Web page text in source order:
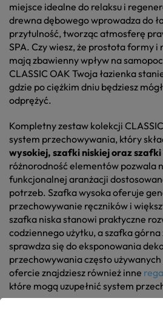
miejsce idealne do relaksu i
drewna dębowego wprowadza do
przytulność, tworząc atmosferę
SPA. Czy wiesz, że prostota formy
mają zbawienny wpływ na
CLASSIC OAK Twoja łazienka
gdzie po ciężkim dniu będziesz
odprężyć.
Kompletny zestaw kolekcji
system przechowywania, który
wysokiej, szafki niskiej oraz szafki
różnorodność elementów pozwala
funkcjonalnej aranżacji
potrzeb. Szafka wysoka oferuje
przechowywanie ręczników i
szafka niska stanowi praktyczne
codziennego użytku, a szafka
sprawdza się do eksponowania
przechowywania często
ofercie znajdziesz również inne
które mogą uzupełnić system